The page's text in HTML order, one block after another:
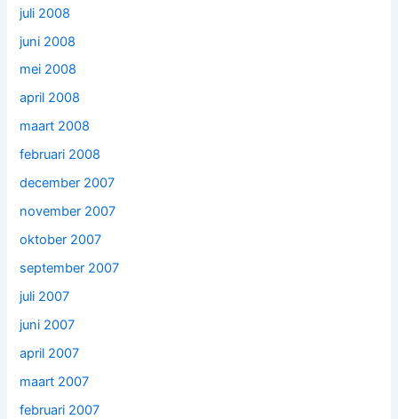
juli 2008
juni 2008
mei 2008
april 2008
maart 2008
februari 2008
december 2007
november 2007
oktober 2007
september 2007
juli 2007
juni 2007
april 2007
maart 2007
februari 2007